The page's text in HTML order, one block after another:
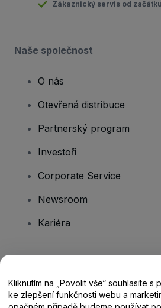
Zákaznický servis od
Naše společnost
O nás
Otevřená distribuce
Partnerský program
Investoři
Corporate Service
Newsroom
Kariéra
Centrum nápovědy /
Kliknutím na „Povolit vše“ souhlasíte
ke zlepšení funkčnosti webu a